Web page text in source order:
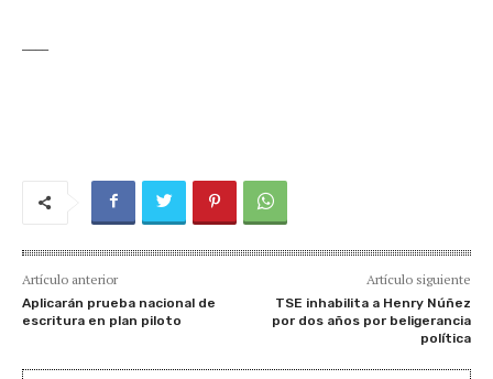
Artículo anterior
Aplicarán prueba nacional de
escritura en plan piloto
Artículo siguiente
TSE inhabilita a Henry Núñez
por dos años por beligerancia
política